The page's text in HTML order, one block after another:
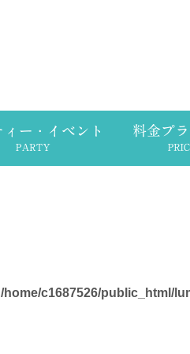
/home/c1687526/public_html/